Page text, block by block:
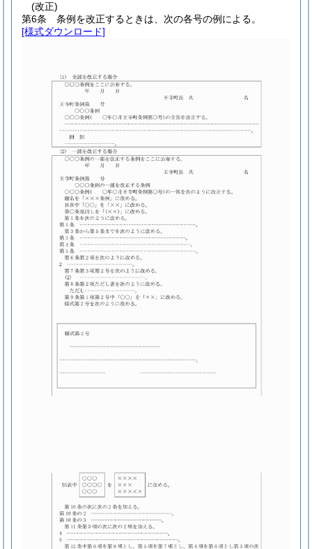
(改正)
第6条
条例を改正するときは、次の各号の例による。
[様式ダウンロード]